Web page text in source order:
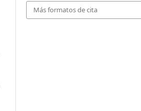
Más formatos de cita